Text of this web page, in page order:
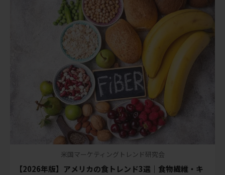
米国マーケティングトレンド研究会
【2026年版】アメリカの食トレンド3選｜食物繊維・キ